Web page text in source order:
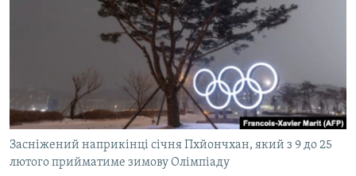
СПЕЦПРОЕКТИ
СВІДЧЕННЯ ОКУПАЦІЇ
УКРАЇНСЬКА ПРОБЛЕМА КРИМУ
ІНФОГРАФІКА
ЯК ОБІЙТИ БЛОКУВАННЯ
Qırımtatar
ДОЛУЧАЙСЯ!
Засніжений наприкінці січня Пхйончхан, який з 9 до 25
лютого прийматиме зимову Олімпіаду